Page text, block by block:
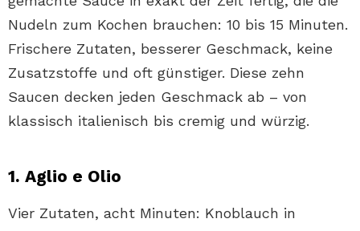
Nudeln zum Kochen brauchen: 10 bis 15 Minuten.
Frischere Zutaten, besserer Geschmack, keine
Zusatzstoffe und oft günstiger. Diese zehn
Saucen decken jeden Geschmack ab – von
klassisch italienisch bis cremig und würzig.
1. Aglio e Olio
Vier Zutaten, acht Minuten: Knoblauch in